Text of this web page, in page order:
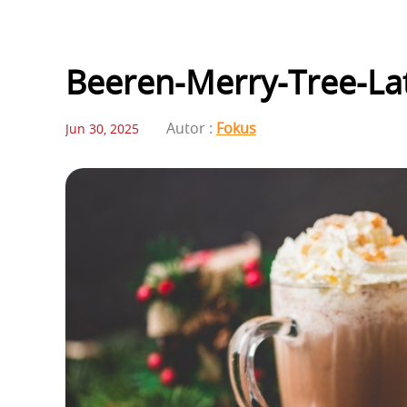
Beeren-Merry-Tree-
Jun 30, 2025 Autor : Fokus